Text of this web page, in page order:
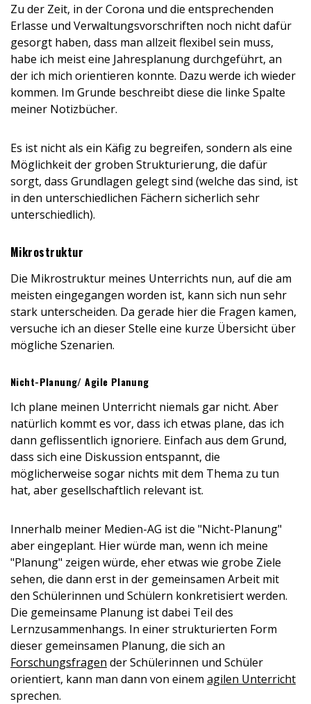
Zu der Zeit, in der Corona und die entsprechenden
Erlasse und Verwaltungsvorschriften noch nicht dafür
gesorgt haben, dass man allzeit flexibel sein muss,
habe ich meist eine Jahresplanung durchgeführt, an
der ich mich orientieren konnte. Dazu werde ich wieder
kommen. Im Grunde beschreibt diese die linke Spalte
meiner Notizbücher.
Es ist nicht als ein Käfig zu begreifen, sondern als eine
Möglichkeit der groben Strukturierung, die dafür
sorgt, dass Grundlagen gelegt sind (welche das sind, ist
in den unterschiedlichen Fächern sicherlich sehr
unterschiedlich).
Mikrostruktur
Die Mikrostruktur meines Unterrichts nun, auf die am
meisten eingegangen worden ist, kann sich nun sehr
stark unterscheiden. Da gerade hier die Fragen kamen,
versuche ich an dieser Stelle eine kurze Übersicht über
mögliche Szenarien.
Nicht-Planung/ Agile Planung
Ich plane meinen Unterricht niemals gar nicht. Aber
natürlich kommt es vor, dass ich etwas plane, das ich
dann geflissentlich ignoriere. Einfach aus dem Grund,
dass sich eine Diskussion entspannt, die
möglicherweise sogar nichts mit dem Thema zu tun
hat, aber gesellschaftlich relevant ist.
Innerhalb meiner Medien-AG ist die "Nicht-Planung"
aber eingeplant. Hier würde man, wenn ich meine
"Planung" zeigen würde, eher etwas wie grobe Ziele
sehen, die dann erst in der gemeinsamen Arbeit mit
den Schülerinnen und Schülern konkretisiert werden.
Die gemeinsame Planung ist dabei Teil des
Lernzusammenhangs. In einer strukturierten Form
dieser gemeinsamen Planung, die sich an
Forschungsfragen der Schülerinnen und Schüler
orientiert, kann man dann von einem agilen Unterricht
sprechen.